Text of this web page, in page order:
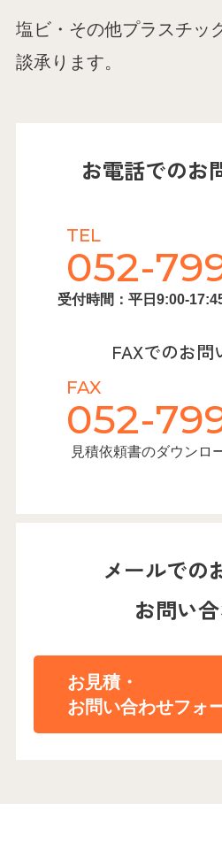
塩ビ・その他プラスチッ
談承ります。
お電話でのお
TEL
052-
受付時間：平日9:00-
FAXでのお問
FAX
052-
見積依頼書のダウンロ
メールでの
お問い
お見積・
お問い合わせフォ